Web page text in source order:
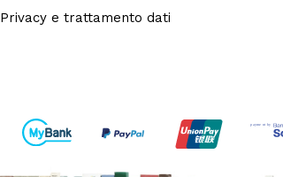
Privacy e trattamento dati